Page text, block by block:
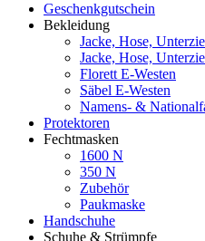
Geschenkgutschein
Bekleidung
Jacke, Hose,
Jacke, Hose,
Florett E-Westen
Säbel E-Westen
Namens- &
Protektoren
Fechtmasken
1600 N
350 N
Zubehör
Paukmaske
Handschuhe
Schuhe & Strümpfe